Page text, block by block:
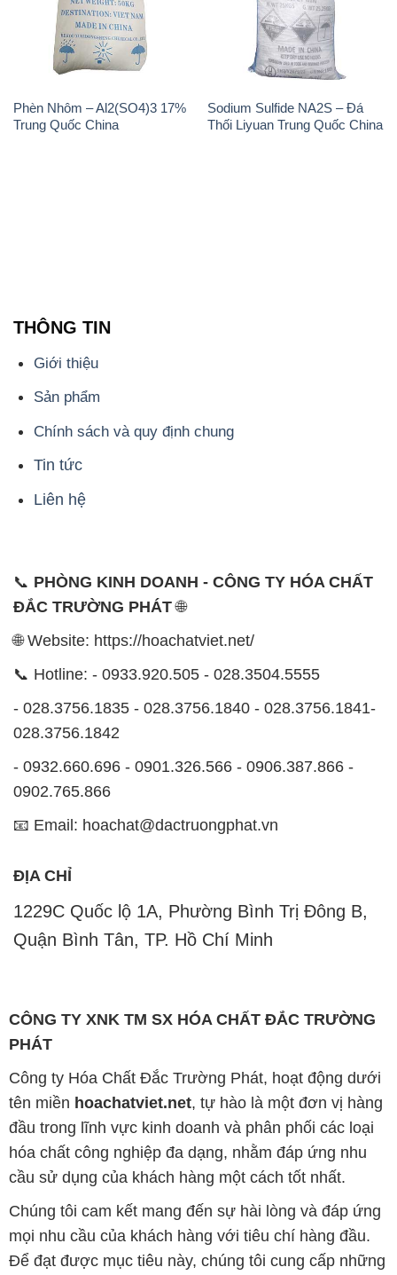
Phèn Nhôm – Al2(SO4)3 17%
Trung Quốc China
Sodium Sulfide NA2S – Đá
Thối Liyuan Trung Quốc China
THÔNG TIN
Giới thiệu
Sản phẩm
Chính sách và quy định chung
Tin tức
Liên hệ
📞 PHÒNG KINH DOANH - CÔNG TY HÓA CHẤT
ĐẮC TRƯỜNG PHÁT🌐
🌐 Website: https://hoachatviet.net/
📞 Hotline: - 0933.920.505 - 028.3504.5555
- 028.3756.1835 - 028.3756.1840 - 028.3756.1841-
028.3756.1842
- 0932.660.696 - 0901.326.566 - 0906.387.866 -
0902.765.866
📧 Email: hoachat@dactruongphat.vn
ĐỊA CHỈ
1229C Quốc lộ 1A, Phường Bình Trị Đông B,
Quận Bình Tân, TP. Hồ Chí Minh
CÔNG TY XNK TM SX HÓA CHẤT ĐẮC TRƯỜNG
PHÁT
Công ty Hóa Chất Đắc Trường Phát, hoạt động dưới
tên miền hoachatviet.net, tự hào là một đơn vị hàng
đầu trong lĩnh vực kinh doanh và phân phối các loại
hóa chất công nghiệp đa dạng, nhằm đáp ứng nhu
cầu sử dụng của khách hàng một cách tốt nhất.
Chúng tôi cam kết mang đến sự hài lòng và đáp ứng
mọi nhu cầu của khách hàng với tiêu chí hàng đầu.
Để đạt được mục tiêu này, chúng tôi cung cấp những